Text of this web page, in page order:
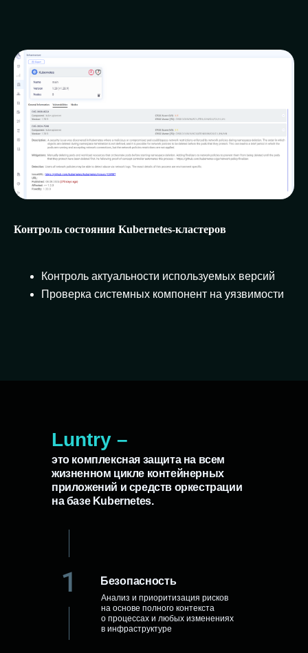
Контроль состояния Kubernetes-кластеров
Контроль актуальности используемых версий
Проверка системных компонент на уязвимости
Luntry –
это комплексная защита на всем
жизненном цикле контейнерных
приложений и средств оркестрации
на базе Kubernetes.
Безопасность
Анализ и приоритизация рисков
на основе полного контекста
о процессах и любых изменениях
в инфраструктуре